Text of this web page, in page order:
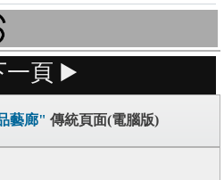
一頁 ▶️
藝廊" 傳統頁面(電腦版)